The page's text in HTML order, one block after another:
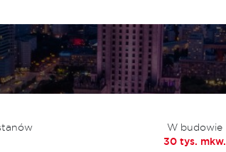
W budowie
30 tys. mkw.